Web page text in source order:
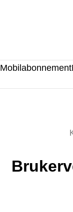
Mobilabonnement